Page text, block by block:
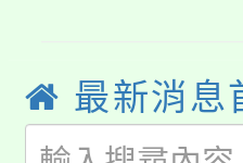
生本土
公告本
最新消息